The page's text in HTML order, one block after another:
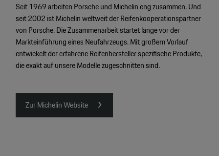
Seit 1969 arbeiten Porsche und Michelin eng zusammen. Und
seit 2002 ist Michelin weltweit der Reifenkooperationspartner
von Porsche. Die Zusammenarbeit startet lange vor der
Markteinführung eines Neufahrzeugs. Mit großem Vorlauf
entwickelt der erfahrene Reifenhersteller spezifische Produkte,
die exakt auf unsere Modelle zugeschnitten sind.
Zur Michelin Website